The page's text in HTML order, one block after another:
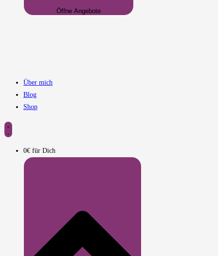
Öffne Angebote
Über mich
Blog
Shop
0€ für Dich